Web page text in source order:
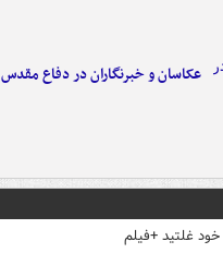
عکاسان و خبرنگاران در دفاع مقدس
غلتید +فیلم